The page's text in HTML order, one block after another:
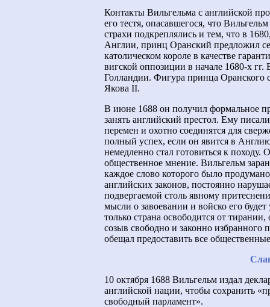
Контакты Вильгельма с английской
его тестя, опасавшегося, что
страхи подкреплялись и тем, что в
Англии, принц Оранский предложил
католическом короле в качестве
вигской оппозиции в начале 1680-х
Голландии. Фигура принца Оранского
Якова II.
В июне 1688 он получил формальное
занять английский престол. Ему
перемен и охотно соединятся для
полный успех, если он явится в
немедленно стал готовиться к
общественное мнение. Вильгельм
каждое слово которого было
английских законов, постоянно
подвергаемой столь явному
мысли о завоевании и войско его
только страна освободится от
созыв свободно и законно избранного
обещал предоставить все
10 октября 1688 Вильгельм издал
английской нации, чтобы сохранить
свободный парламент».